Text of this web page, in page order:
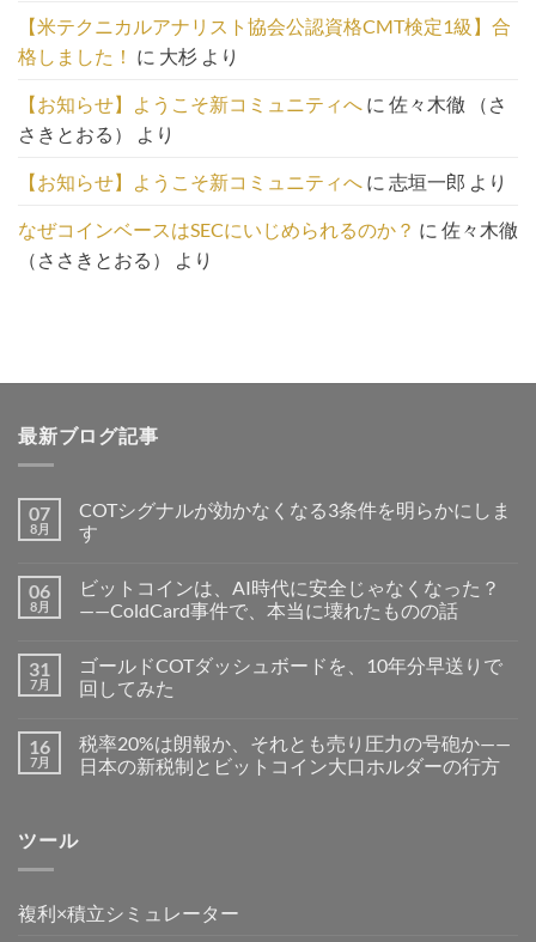
こ
ち
ら
【米テクニカルアナリスト協会公認資格CMT検定1級】合
格しました！ に 大杉 より
【お知らせ】ようこそ新コミュニティへ に 佐々木徹 （さ
さきとおる）
より
【お知らせ】ようこそ新コミュニティへ に 志垣一郎 より
なぜコインベースはSECにいじめられるのか？ に 佐々木徹
（ささきとおる）
より
最新ブログ記事
07
8月
COTシグナルが効かなくなる3条件を明らかにしま
す
06
8月
ビットコインは、AI時代に安全じゃなくなった？
——ColdCard事件で、本当に壊れたものの話
31
7月
ゴールドCOTダッシュボードを、10年分早送りで
回してみた
16
7月
税率20%は朗報か、それとも売り圧力の号砲か——
日本の新税制とビットコイン大口ホルダーの行方
ツール
複利×積立シミュレーター